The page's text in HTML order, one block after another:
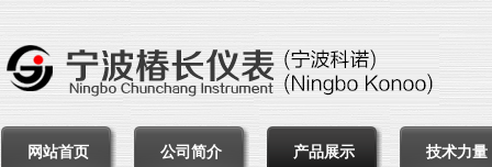
网站首页 公司简介 产品展示 技术力量